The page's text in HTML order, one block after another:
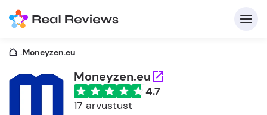
...Moneyzen.eu
Moneyzen.eu
4.7
17 arvustust